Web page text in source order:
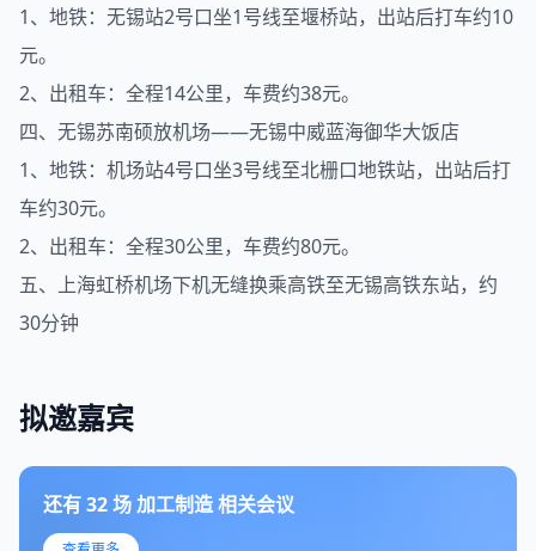
1、地铁：无锡站2号口坐1号线至堰桥站，出站后打车约10
元。
2、出租车：全程14公里，车费约38元。
四、无锡苏南硕放机场——无锡中威蓝海御华大饭店
1、地铁：机场站4号口坐3号线至北栅口地铁站，出站后打
车约30元。
2、出租车：全程30公里，车费约80元。
五、上海虹桥机场下机无缝换乘高铁至无锡高铁东站，约
30分钟
拟邀嘉宾
还有32场加工制造相关会议